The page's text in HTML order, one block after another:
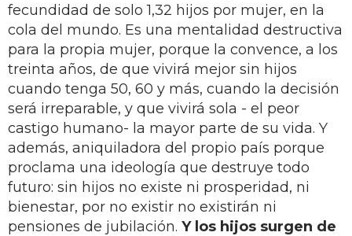
fecundidad de solo 1,32 hijos por mujer, en la
cola del mundo. Es una mentalidad destructiva
para la propia mujer, porque la convence, a los
treinta años, de que vivirá mejor sin hijos
cuando tenga 50, 60 y más, cuando la decisión
será irreparable, y que vivirá sola - el peor
castigo humano- la mayor parte de su vida. Y
además, aniquiladora del propio país porque
proclama una ideología que destruye todo
futuro: sin hijos no existe ni prosperidad, ni
bienestar, por no existir no existirán ni
pensiones de jubilación. Y los hijos surgen de